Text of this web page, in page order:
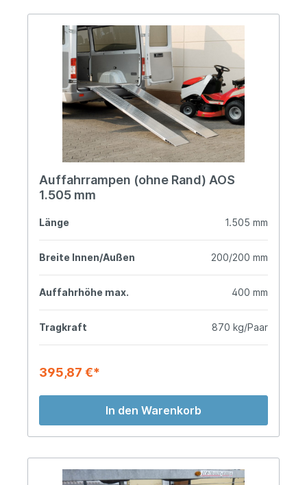
Auffahrrampen (ohne Rand) AOS
1.505 mm
Länge 1.505 mm
Breite Innen/Außen 200/200 mm
Auffahrhöhe max. 400 mm
Tragkraft 870 kg/Paar
395,87 €*
In den Warenkorb